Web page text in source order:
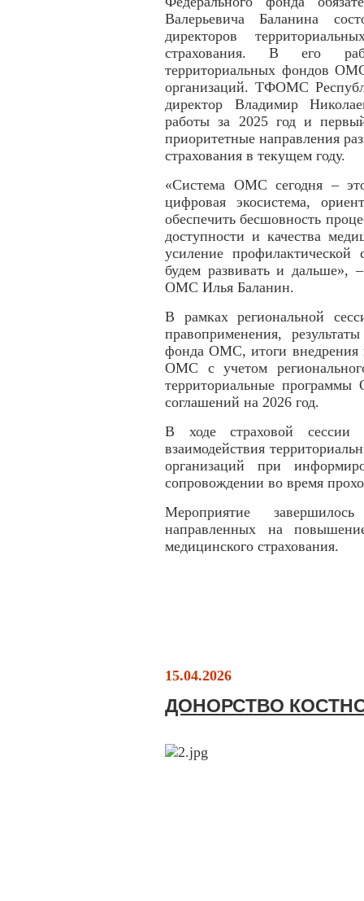
Валерьевича Баланина
директоров
страхования. В его
территориальных фондов
организаций. ТФОМС
директор Владимир
работы за 2025 год и
приоритетные направления
страхования в текущем году.
«Система ОМС сегодня –
цифровая экосистема,
обеспечить бесшовность
доступности и качества
усиление
будем развивать и дальше»,
ОМС Илья Баланин.
В рамках региональной
правоприменения,
фонда ОМС, итоги внедрения
ОМС с учетом
территориальные
соглашений на 2026 год.
В ходе страховой сессии
взаимодействия
организаций при
сопровождении во время
Мероприятие
направленных на
медицинского страхования.
15.04.2026
ДОНОРСТВО